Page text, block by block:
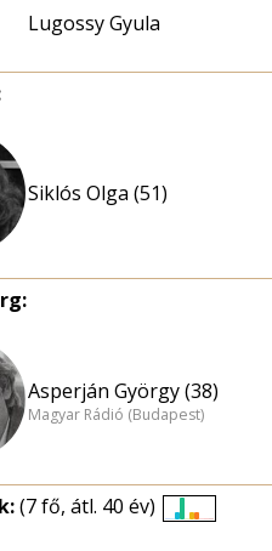
Lugossy Gyula
Siklós Olga (51)
Asperján György (38)
Magyar Rádió (Budapest)
(7 fő, átl. 40 év)